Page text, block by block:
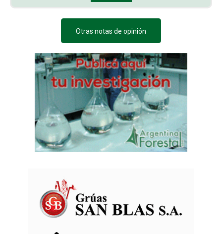
Otras notas de opinión